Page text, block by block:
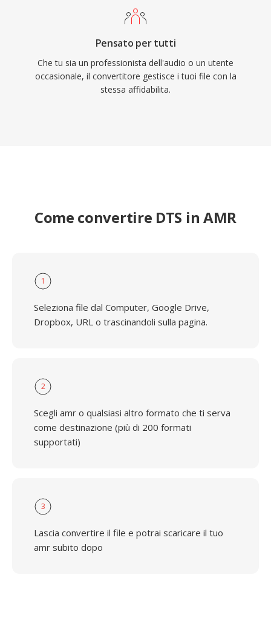
Pensato per tutti
Che tu sia un professionista dell'audio o un utente
occasionale, il convertitore gestisce i tuoi file con la
stessa affidabilita.
Come convertire DTS in AMR
1
Seleziona file dal Computer, Google Drive,
Dropbox, URL o trascinandoli sulla pagina.
2
Scegli amr o qualsiasi altro formato che ti serva
come destinazione (più di 200 formati
supportati)
3
Lascia convertire il file e potrai scaricare il tuo
amr subito dopo